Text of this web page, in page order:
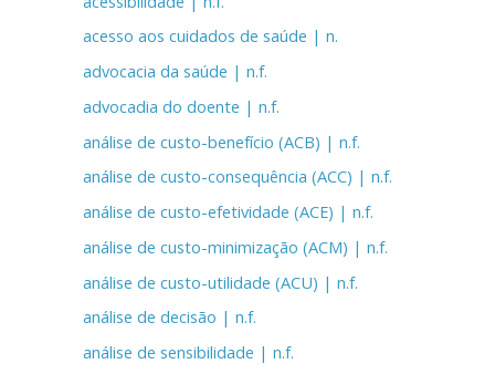
acesso aos cuidados de saúde | n.
advocacia da saúde | n.f.
advocadia do doente | n.f.
análise de custo-benefício (ACB) | n.f.
análise de custo-consequência (ACC) | n.f.
análise de custo-efetividade (ACE) | n.f.
análise de custo-minimização (ACM) | n.f.
análise de custo-utilidade (ACU) | n.f.
análise de decisão | n.f.
análise de sensibilidade | n.f.